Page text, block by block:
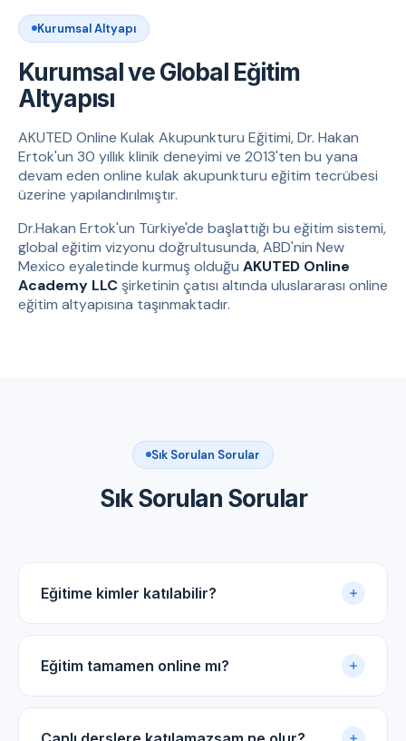
Kurumsal Altyapı
Kurumsal ve Global Eğitim
Altyapısı
AKUTED Online Kulak Akupunkturu Eğitimi, Dr. Hakan
Ertok'un 30 yıllık klinik deneyimi ve 2013'ten bu yana
devam eden online kulak akupunkturu eğitim tecrübesi
üzerine yapılandırılmıştır.
Dr.Hakan Ertok'un Türkiye'de başlattığı bu eğitim sistemi,
global eğitim vizyonu doğrultusunda, ABD'nin New
Mexico eyaletinde kurmuş olduğu AKUTED Online
Academy LLC şirketinin çatısı altında uluslararası online
eğitim altyapısına taşınmaktadır.
Sık Sorulan Sorular
Sık Sorulan Sorular
Eğitime kimler katılabilir?
Akupunktur uygulama sertifikasına sahip tüm tıp
doktorları ve diş hekimleri için uygundur.
Eğitim tamamen online mı?
Evet. Eğitim online panel üzerinden yürütülür. Canlı
dersler, kayıtlı video arşivi ve PDF ders notlarıyla